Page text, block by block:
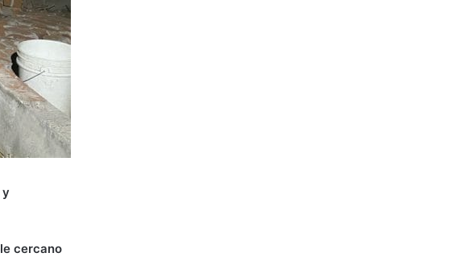
cercano